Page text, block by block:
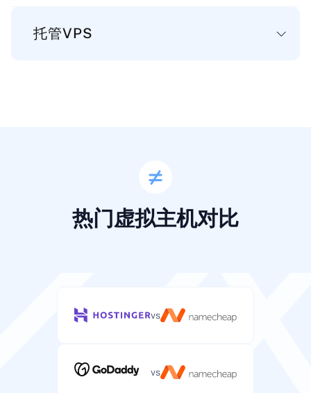
托管VPS
带宽
管理服务器和应用程序的可选网页界面。
热门虚拟主机对比
vs
vs